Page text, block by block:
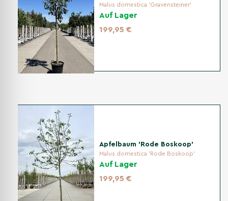
Malus domestica 'Gravensteiner'
Auf Lager
199,95 €
Apfelbaum 'Rode Boskoop'
Malus domestica 'Rode Boskoop'
Auf Lager
199,95 €